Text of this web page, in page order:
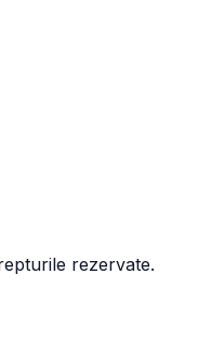
rezervate.